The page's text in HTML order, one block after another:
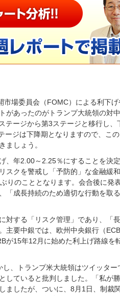
場委員会（FOMC）による利下げ
があったのがトランプ大統領の対
テージから第3ステージと移行し、
ジは下降期となりますので、こ
ましょう。
、年2.00～2.25％にすることを決
スクを警戒し「予防的」な金融緩
りのこととなります。会合後に発
「成長持続のため適切な行動を取
対する「リスク管理」であり、「
主要中銀では、欧州中央銀行（
が15年12月に始めた利上げ路線を
、トランプ米大統領はツイッター
していると批判しました。「私が
ましたが、ついに、8月1日、制裁